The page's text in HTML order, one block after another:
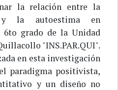
la relación entre la
y la autoestima en
grado de la Unidad
"INS.PAR.QUI".
en esta investigación
paradigma positivista,
y un diseño no